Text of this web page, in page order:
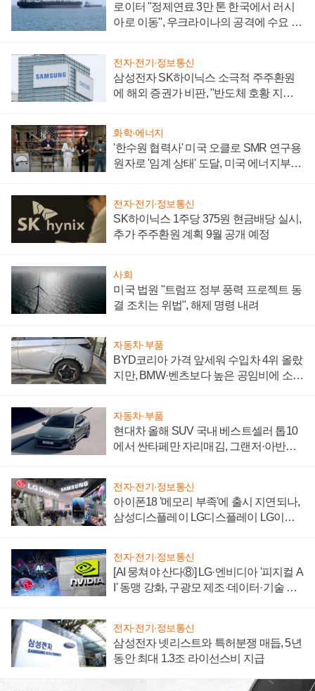
로이터 "정제연료 3만 톤 한국에서 러시
아로 이동", 우크라이나의 공격에 수요 늘
전자·전기·정보통신
삼성전자 SK하이닉스 소극적 주주환원
에 해외 증권가 비판, "반도체 호황 지속
화학·에너지
'한수원 협력사' 미국 오클로 SMR 연구용
원자로 '임계 상태' 도달, 미국 에너지부
전자·전기·정보통신
SK하이닉스 1주당 375원 현금배당 실시,
추가 주주환원 계획 9월 공개 예정
사회
미국 법원 "트럼프 정부 풍력 프로젝트 동
결 조치는 위법", 해제 명령 내려
자동차·부품
BYD코리아 가격 앞세워 수입차 4위 올랐
지만, BMW·벤츠보다 높은 공임비에 소비
자동차·부품
현대차 올해 SUV 국내 베스트셀러 톱10
에서 싼타페만 자리매김, 그랜저·아반떼
전자·전기·정보통신
아이폰18 '메모리 부족'에 출시 지연되나,
삼성디스플레이 LG디스플레이 LG이노
전자·전기·정보통신
[AI 뭉쳐야 산다⑧] LG·엔비디아 '피지컬 A
I' 동맹 강화, 구광모 제조·데이터·기술 결
전자·전기·정보통신
삼성전자 넷리스트와 특허분쟁 매듭, 5년
동안 최대 1.3조 라이선스비 지급